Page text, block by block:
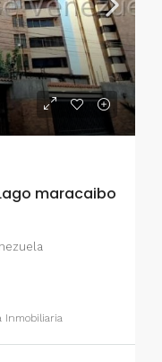
maracaibo
Inmobiliaria